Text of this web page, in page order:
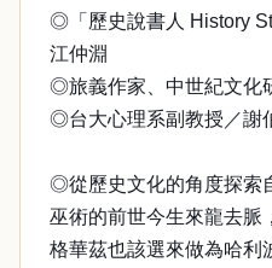
◎「歷史說書人 History
江仲淵
◎旅義作家、中世紀文化
◎台大心理系副教授／謝
◎從歷史文化的角度探索
巫術的前世今生來龍去脈
格華茲也該選來做為哈